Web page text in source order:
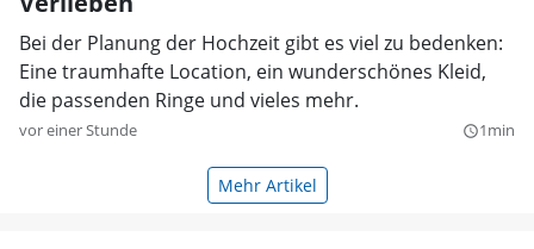
Bei der Planung der Hochzeit gibt es viel zu bedenken:
Eine traumhafte Location, ein wunderschönes Kleid,
die passenden Ringe und vieles mehr.
vor einer Stunde query_builder1min
Mehr Artikel